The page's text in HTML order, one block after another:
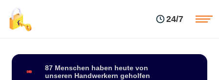
24/7
87 Menschen haben heute von
unseren Handwerkern geholfen